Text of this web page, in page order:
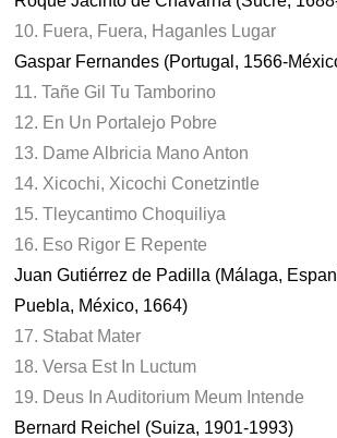
10. Fuera, Fuera, Haganles Lugar
Gaspar Fernandes (Portugal, 1566-
11. Tañe Gil Tu Tamborino
12. En Un Portalejo Pobre
13. Dame Albricia Mano Anton
14. Xicochi, Xicochi Conetzintle
15. Tleycantimo Choquiliya
16. Eso Rigor E Repente
Juan Gutiérrez de Padilla (Málaga,
Puebla, México, 1664)
17. Stabat Mater
18. Versa Est In Luctum
19. Deus In Auditorium Meum Intende
Bernard Reichel (Suiza, 1901-1993)